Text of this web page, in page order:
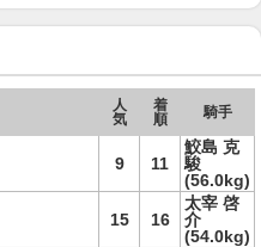
人
気
着
順
騎手
9 11
鮫島 克
駿
(56.0kg)
15 16
太宰 啓
介
(54.0kg)